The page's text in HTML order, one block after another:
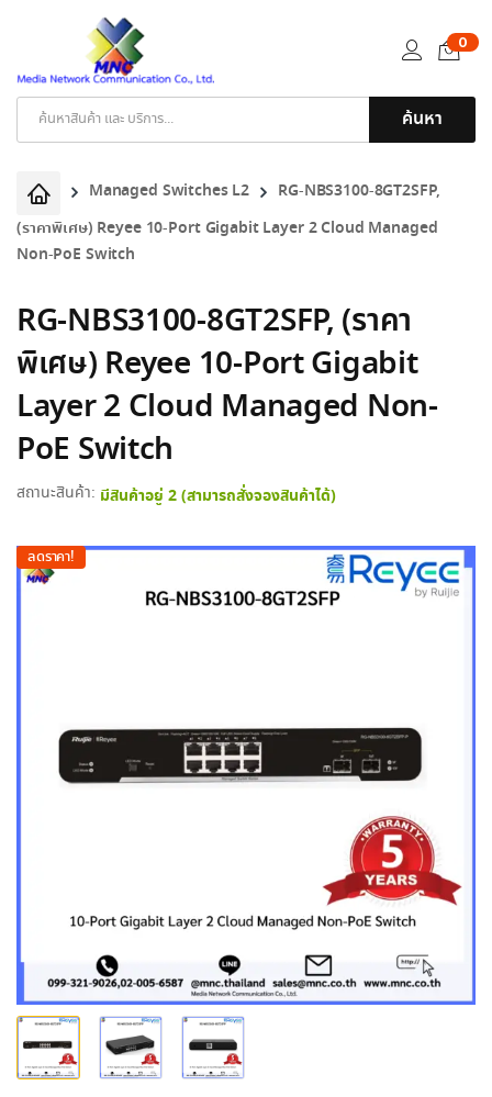
ค้นหา
0
Managed Switches L2
RG-NBS3100-8GT2SFP,
(ราคาพิเศษ) Reyee 10-Port Gigabit Layer 2 Cloud Managed
Non-PoE Switch
RG-NBS3100-8GT2SFP, (ราคา
พิเศษ) Reyee 10-Port Gigabit
Layer 2 Cloud Managed Non-
PoE Switch
สถานะสินค้า: มีสินค้าอยู่ 2 (สามารถสั่งจองสินค้าได้)
ลดราคา!